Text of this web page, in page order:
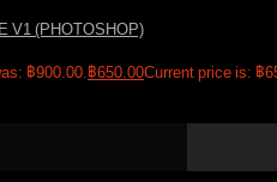
V1 (PHOTOSHOP)
฿900.00.฿650.00Current price is: ฿